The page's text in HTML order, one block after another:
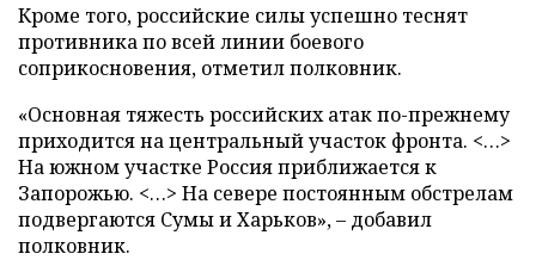
Кроме того, российские силы успешно теснят
противника по всей линии боевого
соприкосновения, отметил полковник.
«Основная тяжесть российских атак по-прежнему
приходится на центральный участок фронта. <…>
На южном участке Россия приближается к
Запорожью. <…> На севере постоянным обстрелам
подвергаются Сумы и Харьков», – добавил
полковник.